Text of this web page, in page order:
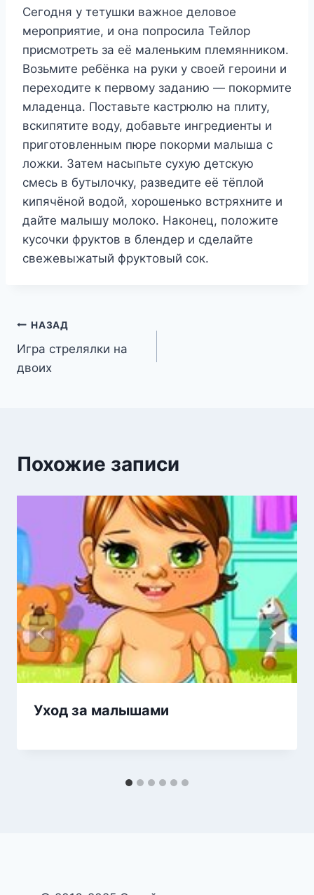
Сегодня у тетушки важное деловое
мероприятие, и она попросила Тейлор
присмотреть за её маленьким племянником.
Возьмите ребёнка на руки у своей героини и
переходите к первому заданию — покормите
младенца. Поставьте кастрюлю на плиту,
вскипятите воду, добавьте ингредиенты и
приготовленным пюре покорми малыша с
ложки. Затем насыпьте сухую детскую
смесь в бутылочку, разведите её тёплой
кипячёной водой, хорошенько встряхните и
дайте малышу молоко. Наконец, положите
кусочки фруктов в блендер и сделайте
свежевыжатый фруктовый сок.
Навигация
по
НАЗАД
Игра стрелялки на
двоих
Похожие записи
Уход за малышами